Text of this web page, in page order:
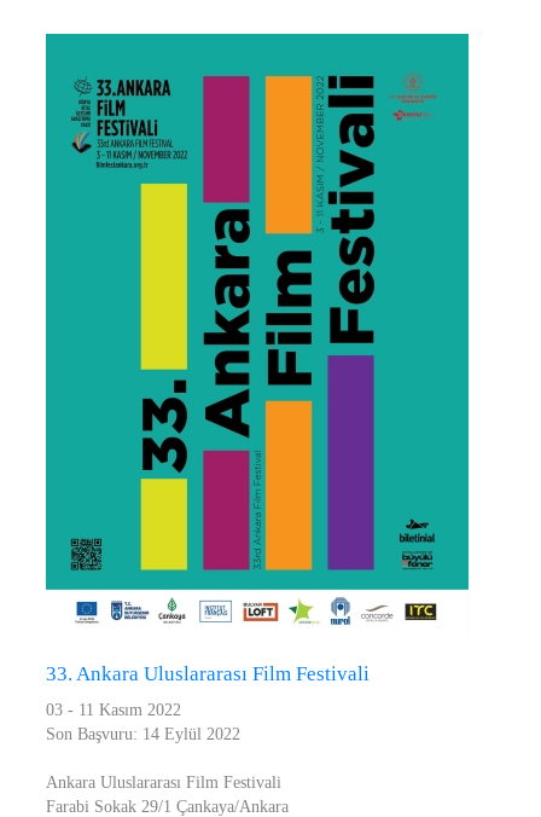
33. Ankara Uluslararası Film Festivali
03 - 11 Kasım 2022
Son Başvuru: 14 Eylül 2022
Ankara Uluslararası Film Festivali
Farabi Sokak 29/1 Çankaya/Ankara